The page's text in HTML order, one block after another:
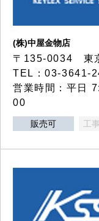
(株)中屋金物店
〒135-0034 東
TEL：03-3641-
営業時間：平日
00
販売可 工